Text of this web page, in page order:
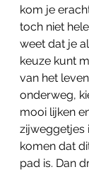
kom je
toch niet
weet dat je
keuze kunt
van het
onderweg,
mooi lijken
zijweggetjes
komen dat
pad is. Dan